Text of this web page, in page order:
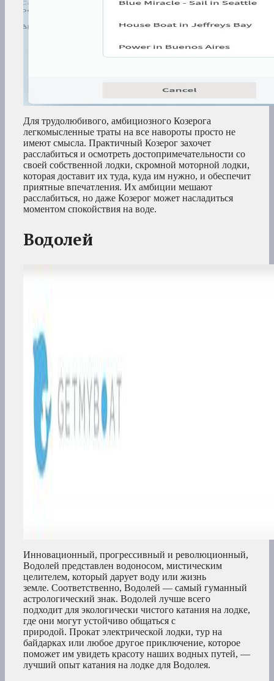
Для трудолюбивого, амбициозного Козерога
легкомысленные траты на все навороты просто не
имеют смысла. Практичный Козерог захочет
расслабиться и осмотреть достопримечательности со
своей собственной лодки, скромной моторной лодки,
которая доставит их туда, куда им нужно, и обеспечит
приятные впечатления. Их амбиции мешают
расслабиться, но даже Козерог может насладиться
моментом спокойствия на воде.
Водолей
Инновационный, прогрессивный и революционный,
Водолей представлен водоносом, мистическим
целителем, который дарует воду или жизнь
земле. Соответственно, Водолей — самый гуманный
астрологический знак. Водолей лучше всего
подходит для экологически чистого катания на лодке,
где они могут устойчиво общаться с
природой. Прокат электрической лодки, тур на
байдарках или любое другое приключение, которое
поможет им увидеть красоту наших водных путей, —
лучший опыт катания на лодке для Водолея.